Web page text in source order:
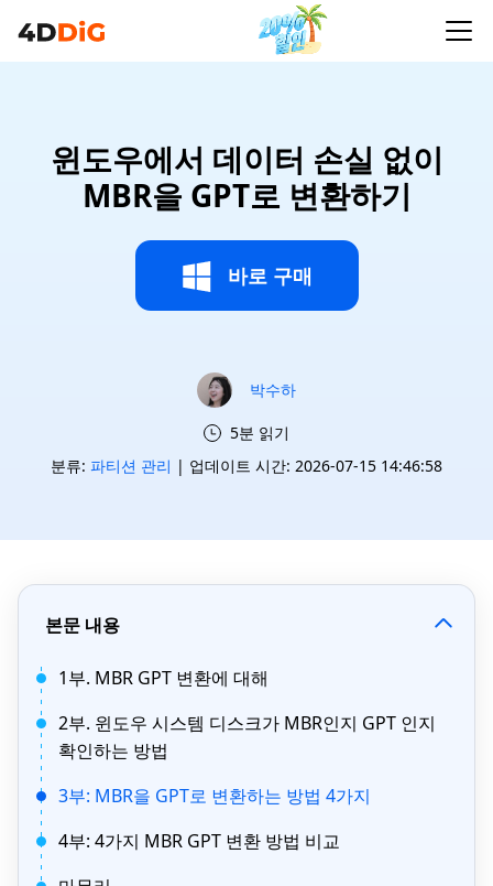
윈도우에서 데이터 손실 없이
MBR을 GPT로 변환하기
바로 구매
박수하
5분 읽기
분류: 파티션 관리 | 업데이트 시간: 2026-07-15 14:46:58
본문 내용
1부. MBR GPT 변환에 대해
2부. 윈도우 시스템 디스크가 MBR인지 GPT 인지
확인하는 방법
3부: MBR을 GPT로 변환하는 방법 4가지
4부: 4가지 MBR GPT 변환 방법 비교